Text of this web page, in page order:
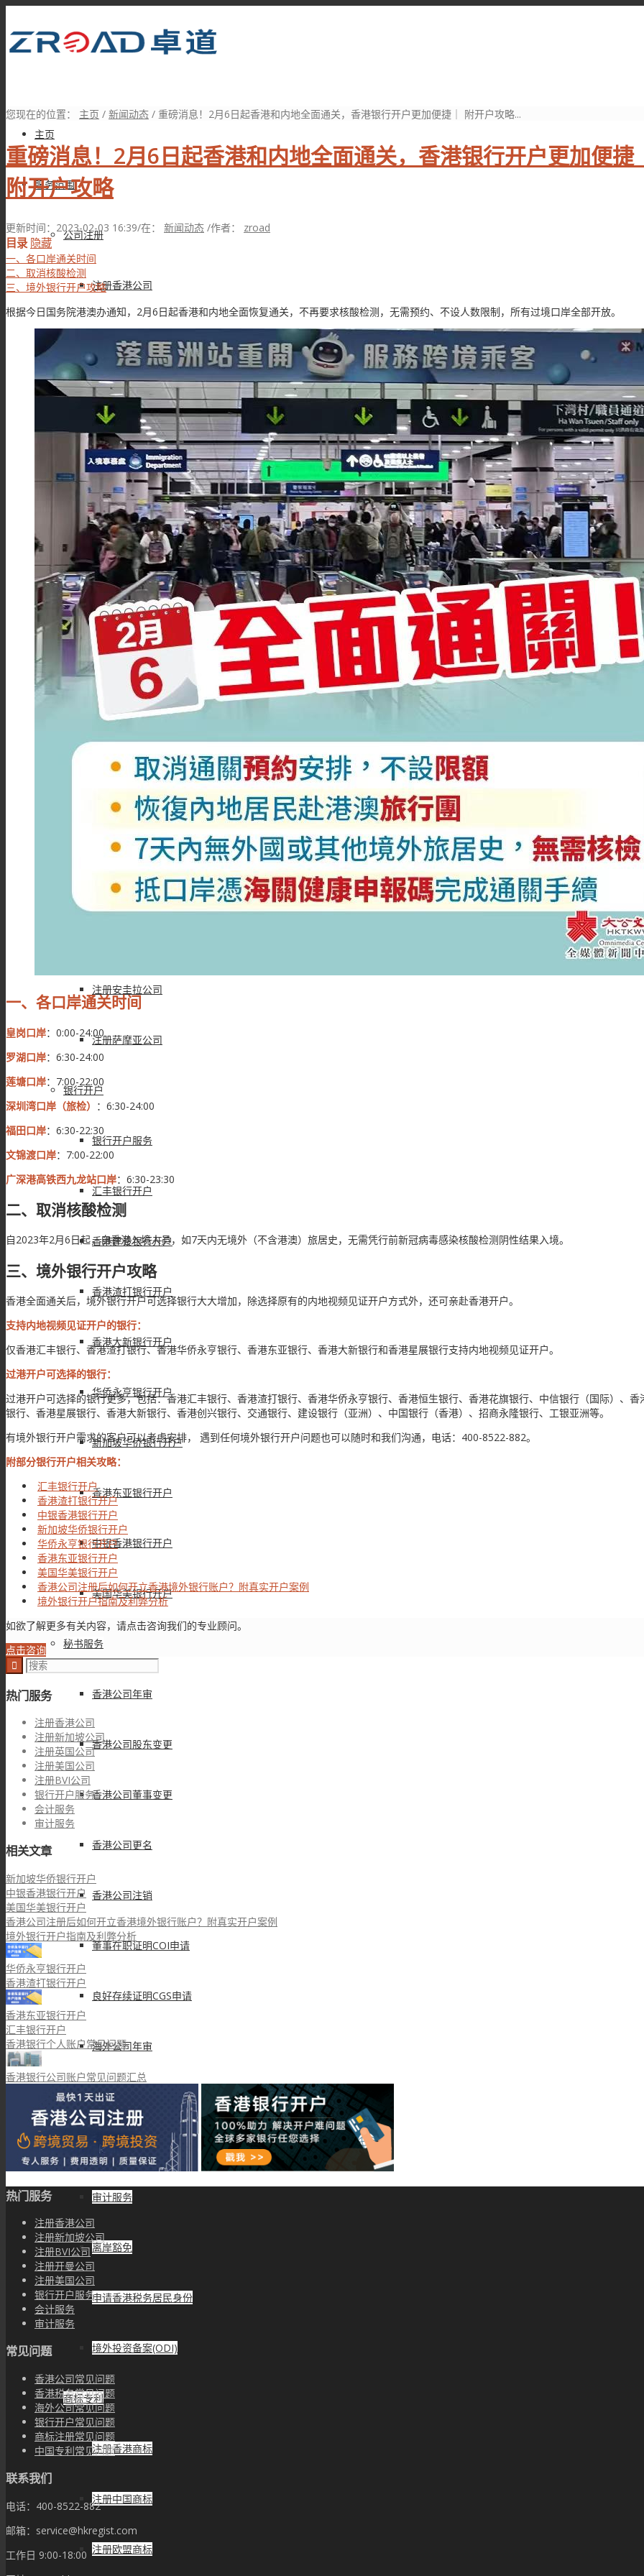
主页
服务范围
公司注册
注册香港公司
注册新加坡公司
注册英国公司
注册美国公司
注册法国公司
注册BVI公司
注册开曼公司
注册塞舌尔公司
注册菲律宾公司
注册新西兰公司
注册安圭拉公司
注册萨摩亚公司
银行开户
银行开户服务
汇丰银行开户
香港建设银行开户
香港渣打银行开户
香港大新银行开户
华侨永亨银行开户
新加坡华侨银行开户
香港东亚银行开户
中银香港银行开户
美国华美银行开户
秘书服务
香港公司年审
香港公司股东变更
香港公司董事变更
香港公司更名
香港公司注销
董事在职证明COI申请
良好存续证明CGS申请
海外公司年审
财务税务
会计服务
审计服务
离岸豁免
申请香港税务居民身份
境外投资备案(ODI)
商标专利
注册香港商标
注册中国商标
注册欧盟商标
您现在的位置： 主页 / 新闻动态 / 重磅消息！2月6日起香港和内地全面通关，香港银行开户更加便捷｜ 附开户攻略...
重磅消息！2月6日起香港和内地全面通关，香港银行开户更加便捷
附开户攻略
更新时间：2023-02-03 16:39/在： 新闻动态 /作者： zroad
目录 隐藏
一、各口岸通关时间
二、取消核酸检测
三、境外银行开户攻略
根据今日国务院港澳办通知，2月6日起香港和内地全面恢复通关，不再要求核酸检测，无需预约、不设人数限制，所有过境口岸全部开放。
一、各口岸通关时间
皇岗口岸：0:00-24:00
罗湖口岸：6:30-24:00
莲塘口岸：7:00-22:00
深圳湾口岸（旅检） ：6:30-24:00
福田口岸：6:30-22:30
文锦渡口岸：7:00-22:00
广深港高铁西九龙站口岸：6:30-23:30
二、取消核酸检测
自2023年2月6日起，自香港入境人员，如7天内无境外（不含港澳）旅居史，无需凭行前新冠病毒感染核酸检测阴性结果入境。
三、境外银行开户攻略
香港全面通关后，境外银行开户可选择银行大大增加，除选择原有的内地视频见证开户方式外，还可亲赴香港开户。
支持内地视频见证开户的银行：
仅香港汇丰银行、香港渣打银行、香港华侨永亨银行、香港东亚银行、香港大新银行和香港星展银行支持内地视频见证开户。
过港开户可选择的银行：
过港开户可选择的银行更多，包括：香港汇丰银行、香港渣打银行、香港华侨永亨银行、香港恒生银行、香港花旗银行、中信银行（国际）、香
银行、香港星展银行、香港大新银行、香港创兴银行、交通银行、建设银行（亚洲）、中国银行（香港）、招商永隆银行、工银亚洲等。
有境外银行开户需求的客户可以考虑安排， 遇到任何境外银行开户问题也可以随时和我们沟通，电话：400-8522-882。
附部分银行开户相关攻略：
汇丰银行开户
香港渣打银行开户
中银香港银行开户
新加坡华侨银行开户
华侨永亨银行开户
香港东亚银行开户
美国华美银行开户
香港公司注册后如何开立香港境外银行账户？附真实开户案例
境外银行开户指南及利弊分析
如欲了解更多有关内容，请点击咨询我们的专业顾问。
点击咨询
热门服务
注册香港公司
注册新加坡公司
注册英国公司
注册美国公司
注册BVI公司
银行开户服务
会计服务
审计服务
相关文章
新加坡华侨银行开户
中银香港银行开户
美国华美银行开户
香港公司注册后如何开立香港境外银行账户？附真实开户案例
境外银行开户指南及利弊分析
华侨永亨银行开户
香港渣打银行开户
香港东亚银行开户
汇丰银行开户
香港银行个人账户常见问题
香港银行公司账户常见问题汇总
热门服务
注册香港公司
注册新加坡公司
注册BVI公司
注册开曼公司
注册美国公司
银行开户服务
会计服务
审计服务
常见问题
香港公司常见问题
香港税务常见问题
海外公司常见问题
银行开户常见问题
商标注册常见问题
中国专利常见问题
联系我们
电话：400-8522-882
邮箱：service@hkregist.com
工作日 9:00-18:00